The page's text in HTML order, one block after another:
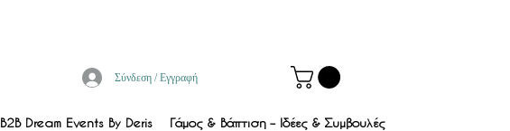
Σύνδεση / Εγγραφή
B2B Dream Events By Deris Γάμος & Βάπτιση – Ιδέες & Συμβουλές